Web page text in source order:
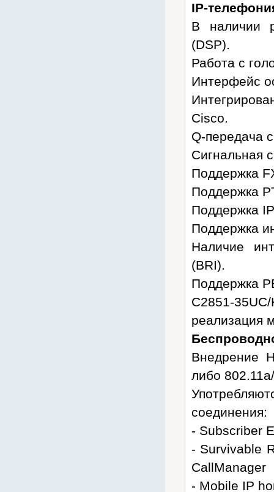
IP-
В наличии
(DSP).
Работа с
Интерфейс
Cisco.
Q-передача
Сигнальная
Поддержка
Поддержка
Поддержка
Поддержка
Наличие
(BRI).
Поддержка
C2851-35UC/
реализация
Внедрение
либо
соединения:
- Subscriber
- Survivable
CallManager
- Mobile IP